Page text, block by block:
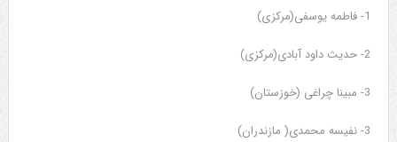
1- فاطمه یوسفی(مرکزی)
2- حدیث داود آبادی(مرکزی)
3- مبینا چراغی (خوزستان)
3- نفیسه محمدی( مازندران)